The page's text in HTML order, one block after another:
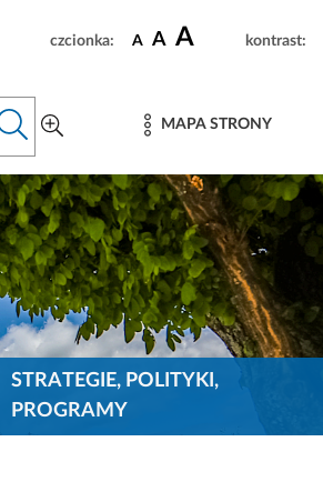
czcionka: A A A kontrast:
MAPA STRONY
STRATEGIE, POLITYKI,
PROGRAMY